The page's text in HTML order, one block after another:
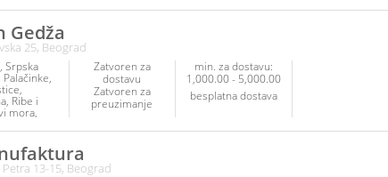
mora
Srpska
Veganska
Gedža
25, Beograd
Srpska
Palačinke
Ribe i
mora
Zatvoren za
dostavu
Zatvoren za
preuzimanje
min. za dostavu:
1,000.00 - 5,000.00
besplatna dostava
Petra 13-15, Beograd